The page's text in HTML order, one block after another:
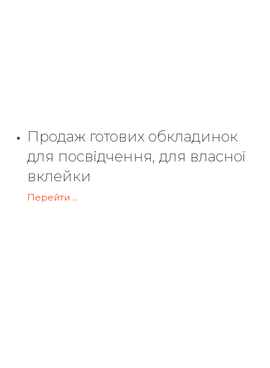
Продаж готових обкладинок
для посвідчення, для власної
вклейки
Перейти ...